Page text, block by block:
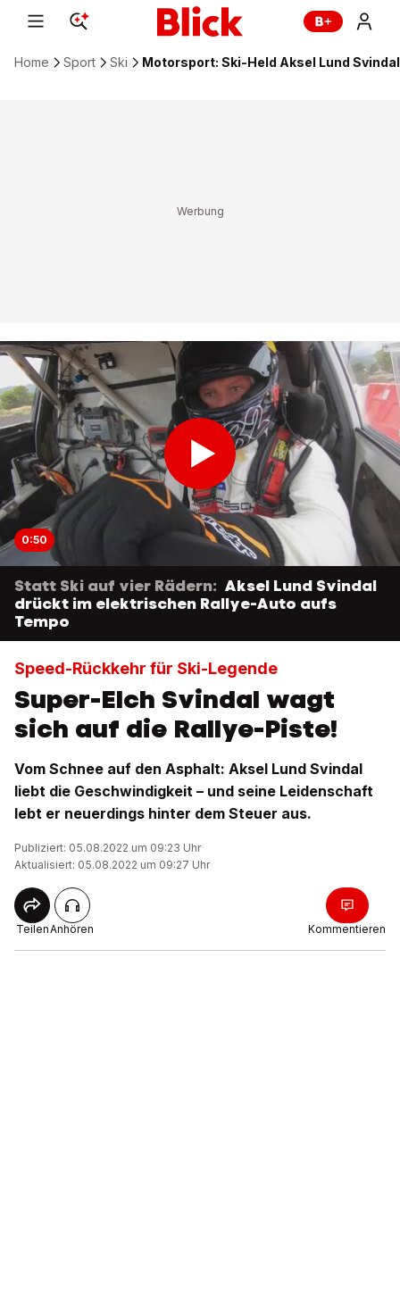
Home Sport Ski Motorsport: Ski-Held Aksel Lund
0:50
Statt Ski auf vier Rädern: Aksel Lund Svindal
drückt im elektrischen Rallye-Auto aufs
Tempo
Speed-Rückkehr für Ski-Legende
Super-Elch Svindal wagt
sich auf die Rallye-Piste!
Vom Schnee auf den Asphalt: Aksel Lund Svindal
liebt die Geschwindigkeit – und seine Leidenschaft
lebt er neuerdings hinter dem Steuer aus.
Publiziert: 05.08.2022 um 09:23 Uhr
Aktualisiert: 05.08.2022 um 09:27 Uhr
TeilenAnhören Kommentieren